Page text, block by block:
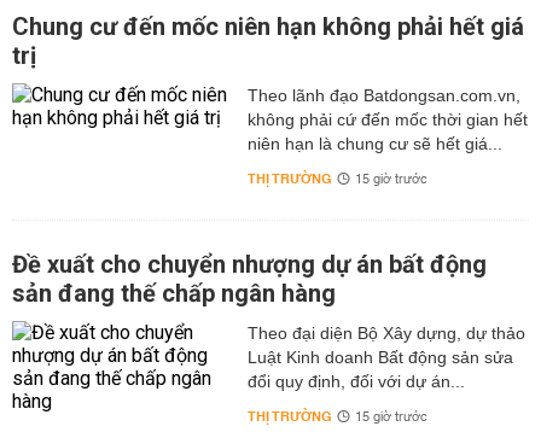
Chung cư đến mốc niên hạn không phải hết giá
trị
Theo lãnh đạo Batdongsan.com.vn,
không phải cứ đến mốc thời gian hết
niên hạn là chung cư sẽ hết giá...
THỊ TRƯỜNG 15 giờ trước
Đề xuất cho chuyển nhượng dự án bất động
sản đang thế chấp ngân hàng
Theo đại diện Bộ Xây dựng, dự thảo
Luật Kinh doanh Bất động sản sửa
đổi quy định, đối với dự án...
THỊ TRƯỜNG 15 giờ trước